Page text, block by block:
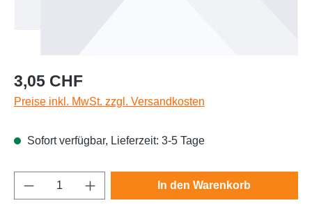
Regulärer Preis:
3,05 CHF
Preise inkl. MwSt. zzgl. Versandkosten
Sofort verfügbar, Lieferzeit: 3-5 Tage
Produkt Anzahl: Gib den gewünschten
In den Warenkorb